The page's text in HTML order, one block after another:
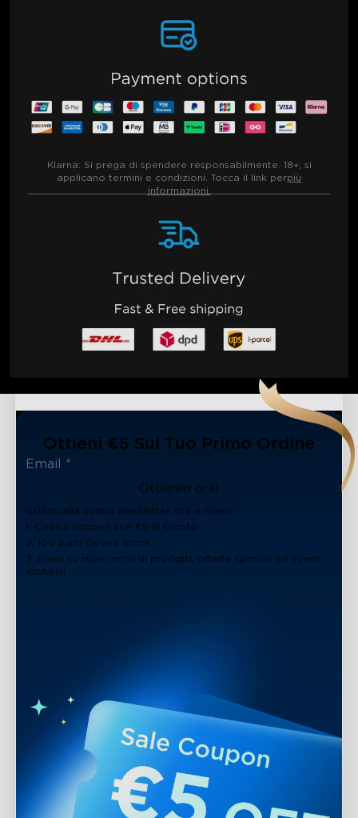
Klarna: Si prega di spendere responsabilmente. 18+, si
applicano termini e condizioni. Tocca il link perpiù
informazioni.
Ottieni €5 Sul Tuo Primo Ordine
Ottienilo ora!
Iscriviti alla nostra newsletter ora e ricevi:
1. Codice coupon con €5 di sconto
2. 100 punti Govee Store
3. Email su nuovi arrivi di prodotti, offerte speciali ed eventi
esclusivi